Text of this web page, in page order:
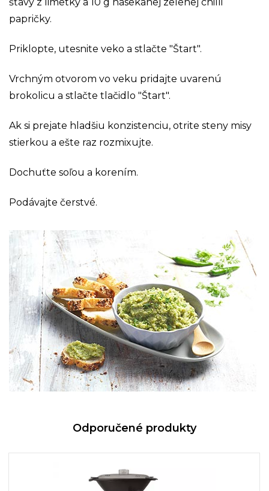
papričky.
Priklopte, utesnite veko a stlačte "Štart".
Vrchným otvorom vo veku pridajte uvarenú
brokolicu a stlačte tlačidlo "Štart".
Ak si prejate hladšiu konzistenciu, otrite steny misy
stierkou a ešte raz rozmixujte.
Dochuťte soľou a korením.
Podávajte čerstvé.
Odporučené produkty